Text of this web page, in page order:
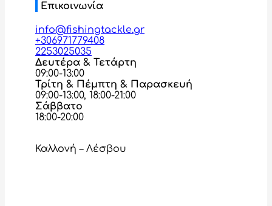
Επικοινωνία
info@fishingtackle.gr
+306971779408
2253025035
Δευτέρα & Τετάρτη
09:00-13:00
Τρίτη & Πέμπτη & Παρασκευή
09:00-13:00, 18:00-21:00
Σάββατο
18:00-20:00
Καλλονή – Λέσβου